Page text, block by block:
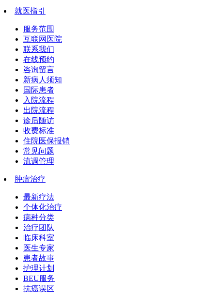
就医指引
服务范围
互联网医院
联系我们
在线预约
咨询留言
新病人须知
国际患者
入院流程
出院流程
诊后随访
收费标准
住院医保报销
常见问题
流调管理
肿瘤治疗
最新疗法
个体化治疗
病种分类
治疗团队
临床科室
医生专家
患者故事
护理计划
BEU服务
抗癌误区